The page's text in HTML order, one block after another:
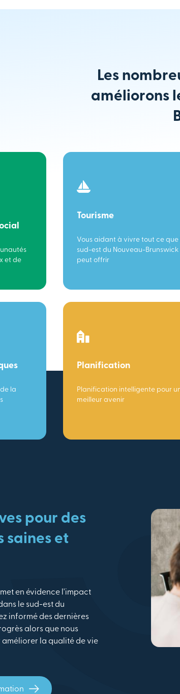
Les
améliorons
et de
Tourisme
Vous aidant à vivre tout ce que
sud-est du Nouveau-Brunswick
peut offrir
la
Planification
Planification intelligente pour
meilleur avenir
pour des
saines et
en évidence l'impact
le sud-est du
informé des dernières
alors que nous
la qualité de vie